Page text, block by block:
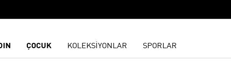
ÇOCUK KOLEKSİYONLAR SPORLAR